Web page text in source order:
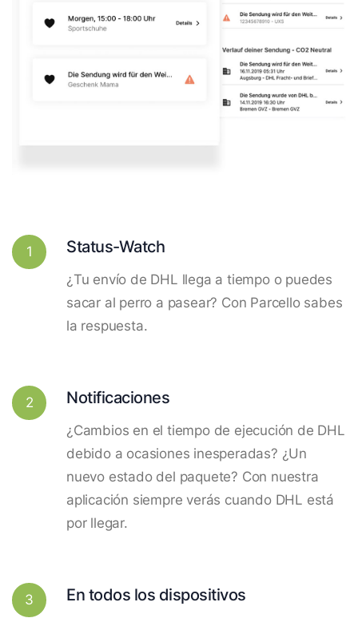
1 Status-Watch
¿Tu envío de DHL llega a tiempo o puedes
sacar al perro a pasear? Con Parcello sabes
la respuesta.
2 Notificaciones
¿Cambios en el tiempo de ejecución de DHL
debido a ocasiones inesperadas? ¿Un
nuevo estado del paquete? Con nuestra
aplicación siempre verás cuando DHL está
por llegar.
3 En todos los dispositivos